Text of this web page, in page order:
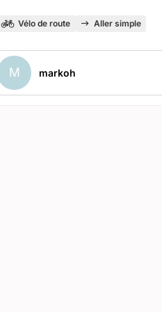
Vélo de route Aller simple
M markoh